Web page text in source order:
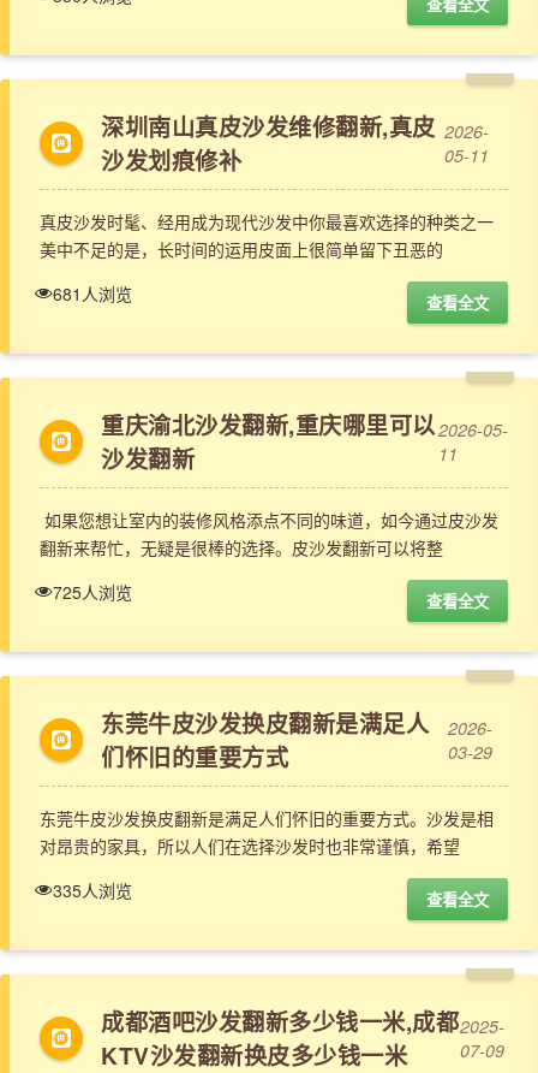
查看全文
深圳南山真皮沙发维修翻新,真皮
沙发划痕修补
2026-
05-11
真皮沙发时髦、经用成为现代沙发中你最喜欢选择的种类之一
美中不足的是，长时间的运用皮面上很简单留下丑恶的
681人浏览
查看全文
重庆渝北沙发翻新,重庆哪里可以
沙发翻新
2026-05-
11
如果您想让室内的装修风格添点不同的味道，如今通过皮沙发
翻新来帮忙，无疑是很棒的选择。皮沙发翻新可以将整
725人浏览
查看全文
东莞牛皮沙发换皮翻新是满足人
们怀旧的重要方式
2026-
03-29
东莞牛皮沙发换皮翻新是满足人们怀旧的重要方式。沙发是相
对昂贵的家具，所以人们在选择沙发时也非常谨慎，希望
335人浏览
查看全文
成都酒吧沙发翻新多少钱一米,成都
KTV沙发翻新换皮多少钱一米
2025-
07-09